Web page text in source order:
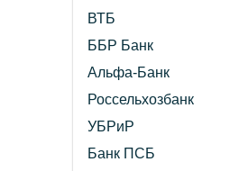
ВТБ
ББР Банк
Альфа-Банк
Россельхозбанк
УБРиР
Банк ПСБ